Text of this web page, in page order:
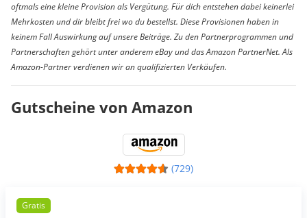
oftmals eine kleine Provision als Vergütung. Für dich entstehen dabei keinerlei
Mehrkosten und dir bleibt frei wo du bestellst. Diese Provisionen haben in
keinem Fall Auswirkung auf unsere Beiträge. Zu den Partnerprogrammen und
Partnerschaften gehört unter anderem eBay und das Amazon PartnerNet. Als
Amazon-Partner verdienen wir an qualifizierten Verkäufen.
Gutscheine von Amazon
(729)
Gratis